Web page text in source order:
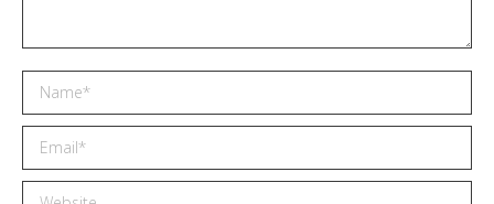
Name *
Email *
Website